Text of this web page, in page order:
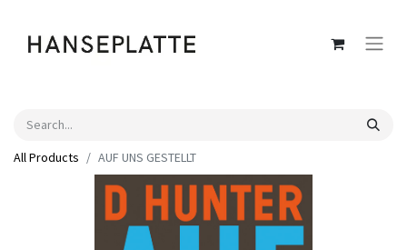
All Products AUF UNS GESTELLT